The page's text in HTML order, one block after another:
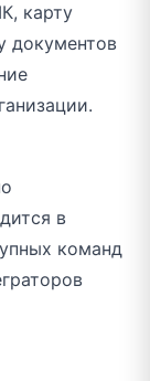
карту
документов
в
команд